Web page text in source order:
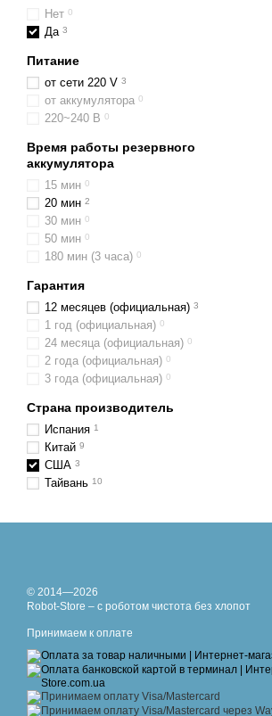
Нет 0
Да 3
Питание
от сети 220 V 3
от аккумулятора 0
220~240 В 0
Время работы резервного
аккумулятора
15 мин 0
20 мин 2
30 мин 0
50 мин 0
180 мин (3 часа) 0
Гарантия
12 месяцев (официальная) 3
1 год (официальная) 0
24 месяца (официальная) 0
2 года (официальная) 0
3 года (официальная) 0
Страна производитель
Испания 1
Китай 9
США 3
Тайвань 10
© 2014—2026
Robot-Store – с роботом чистота без хлопот
Принимаем к оплате